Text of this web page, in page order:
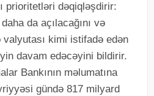
prioritetləri dəqiqləşdirir:
da açılacağını və
kimi istifadə edən
davam edəcəyini bildirir.
Bankının məlumatına
gündə 817 milyard